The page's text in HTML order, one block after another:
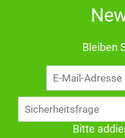
Bleiben
E-
Mail-
Adresse
Bitte